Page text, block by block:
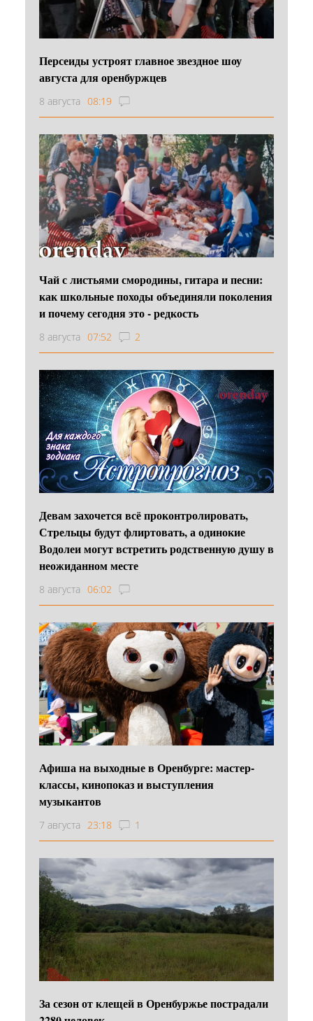
Персеиды устроят главное звездное шоу
августа для оренбуржцев
8 августа 08:19
Чай с листьями смородины, гитара и песни:
как школьные походы объединяли поколения
и почему сегодня это - редкость
8 августа 07:52 2
Девам захочется всё проконтролировать,
Стрельцы будут флиртовать, а одинокие
Водолеи могут встретить родственную душу в
неожиданном месте
8 августа 06:02
Афиша на выходные в Оренбурге: мастер-
классы, кинопоказ и выступления
музыкантов
7 августа 23:18 1
За сезон от клещей в Оренбуржье пострадали